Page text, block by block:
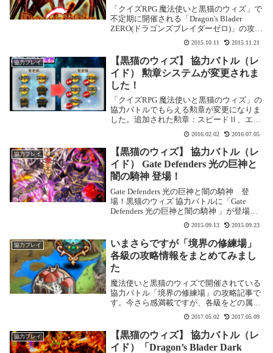
ロ)」 【龍帝級 神々の黄昏】 攻略
「クイズRPG 魔法使いと黒猫のウィズ」で
不定期に開催される「Dragon's Blader
ZERO(ドラゴンズブレイダーゼロ)」の攻略
記事です。 ここでは「龍帝級 神々の黄
昏」を攻略します。「Dragon's Blader
ZERO(ド...
2015.10.11 2015.11.21
協力プレイ
【黒猫のウィズ】 協力バトル（レ
イド） 勲章システムが変更されま
した！
「クイズRPG 魔法使いと黒猫のウィズ」の
協力バトルでもらえる勲章が変更になりま
した。追加された勲章：スピードⅡ、エク
セレント廃止された勲章：サポーター、ヒ
ーラー、アシストまた、インテリ、アタッ
ク、スピードも一部仕様が変更になってい
ます！今...
2016.02.02 2016.07.05
協力プレイ
【黒猫のウィズ】 協力バトル（レ
イド） Gate Defenders 光の巨神と
闇の騎神 登場！
Gate Defenders 光の巨神と闇の騎神 登
場！黒猫のウィズ 協力バトルに「Gate
Defenders 光の巨神と闇の騎神 」が登場で
す！いよいよ、闇と光の精霊をゲットする
ことができます！Gate Defenders 光の巨神
と闇...
2015.09.13 2015.09.23
協力プレイ
いまさらですが「境界の修練場」
各級の攻略情報をまとめてみまし
た
魔法使いと黒猫のウィズで開催されている
協力バトル「境界の修練場」の攻略記事で
す。今さら感満載ですが、各級をどの属性
で行ったらいいかをメモっておきます。中
級 異界の獣を捕獲せよ基本情報ランク：
★2敵属性：雷属性推奨デッキ：火属性ス
キル反射など...
2017.05.02 2017.05.09
協力プレイ
【黒猫のウィズ】 協力バトル（レ
イド）「Dragon’s Blader Dark